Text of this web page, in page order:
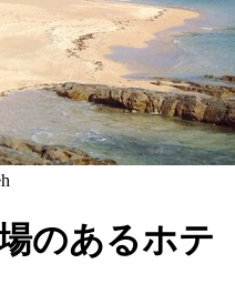
のあるホテ